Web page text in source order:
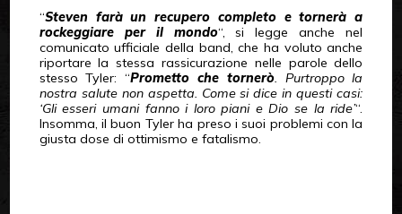
“Steven farà un recupero completo e tornerà a
rockeggiare per il mondo“, si legge anche nel
comunicato ufficiale della band, che ha voluto anche
riportare la stessa rassicurazione nelle parole dello
stesso Tyler: “Prometto che tornerò. Purtroppo la
nostra salute non aspetta. Come si dice in questi casi:
‘Gli esseri umani fanno i loro piani e Dio se la ride’“.
Insomma, il buon Tyler ha preso i suoi problemi con la
giusta dose di ottimismo e fatalismo.